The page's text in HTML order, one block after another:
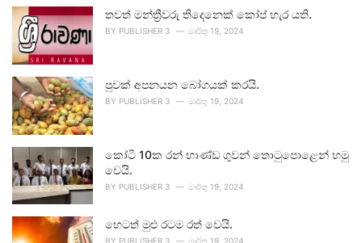
තවත් මන්ත්‍රීවරු තිදෙනෙක් කෝප් හැර යති.
BY PUBLISHER 3 මාර්තු 19, 2024
පුවක් අපනයන බෝගයක් කරයි.
BY PUBLISHER 3 මාර්තු 19, 2024
කෝටි 10ක රන් භාණ්ඩ ගුවන් තොටුපොළෙන් හමු
වෙයි.
BY PUBLISHER 3 මාර්තු 19, 2024
හෙටත් මුළු රටම රත් වෙයි.
BY PUBLISHER 3 මාර්තු 19, 2024